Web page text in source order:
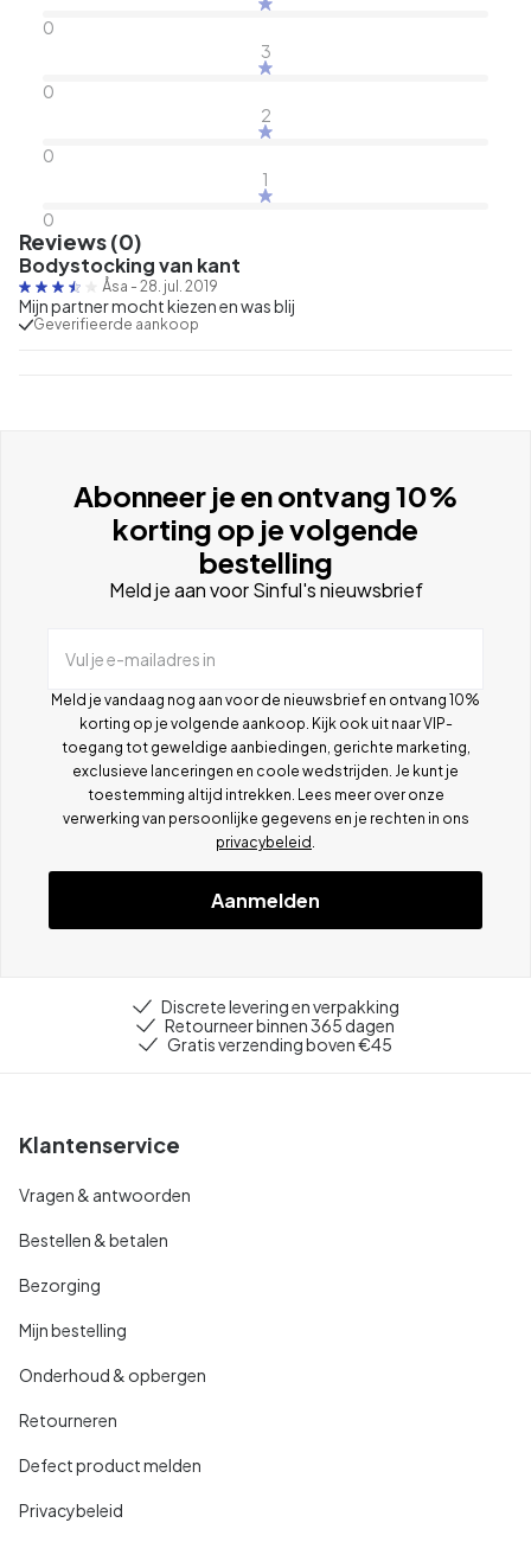
0
3
0
2
0
1
0
Reviews (0)
Bodystocking van kant
Åsa - 28. jul. 2019
Mijn partner mocht kiezen en was blij
Geverifieerde aankoop
Abonneer je en ontvang 10%
korting op je volgende
bestelling
Meld je aan voor Sinful's nieuwsbrief
Vul je e-mailadres in
Meld je vandaag nog aan voor de nieuwsbrief en ontvang 10%
korting op je volgende aankoop. Kijk ook uit naar VIP-
toegang tot geweldige aanbiedingen, gerichte marketing,
exclusieve lanceringen en coole wedstrijden. Je kunt je
toestemming altijd intrekken. Lees meer over onze
verwerking van persoonlijke gegevens en je rechten in ons
privacybeleid
Aanmelden
Discrete levering en verpakking
Retourneer binnen 365 dagen
Gratis verzending boven €45
Klantenservice
Vragen & antwoorden
Bestellen & betalen
Bezorging
Mijn bestelling
Onderhoud & opbergen
Retourneren
Defect product melden
Privacybeleid